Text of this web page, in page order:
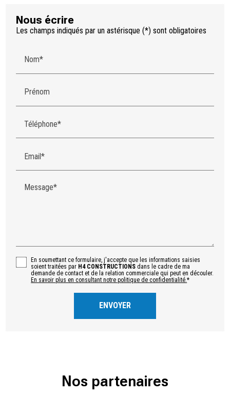
Nous écrire
Les champs indiqués par un astérisque (*) sont obligatoires
Nom*
Prénom
Téléphone*
Email*
Message*
En soumettant ce formulaire, j'accepte que les informations saisies
soient traitées par H4 CONSTRUCTIONS dans le cadre de ma
demande de contact et de la relation commerciale qui peut en découler.
En savoir plus en consultant notre politique de confidentialité.*
Nos partenaires